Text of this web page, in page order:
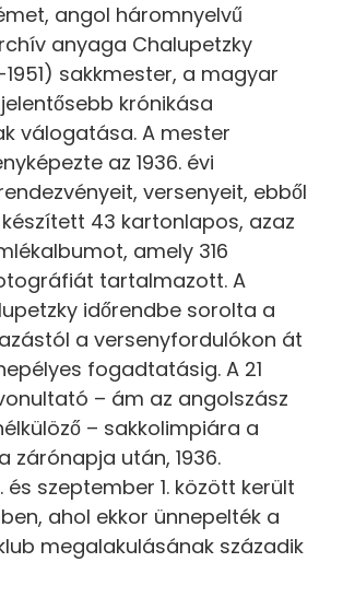
angol háromnyelvű
anyaga Chalupetzky
1951) sakkmester, a magyar
krónikása
válogatása. A mester
az 1936. évi
versenyeit, ebből
43 kartonlapos, azaz
amely 316
tartalmazott. A
időrendbe sorolta a
a versenyfordulókon át
fogadtatásig. A 21
– ám az angolszász
– sakkolimpiára a
zárónapja után, 1936.
és szeptember 1. között került
ahol ekkor ünnepelték a
megalakulásának századik